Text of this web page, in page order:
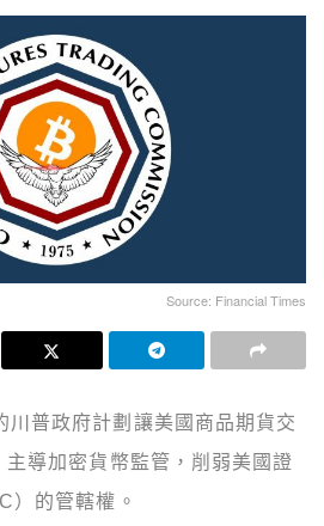
Source: Financial Times
川普政府計劃讓美國商品期貨交
導加密貨幣監管，削弱美國證
）的管轄權。